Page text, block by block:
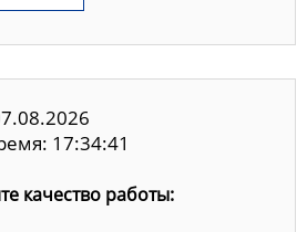
17:34:41
качество работы: